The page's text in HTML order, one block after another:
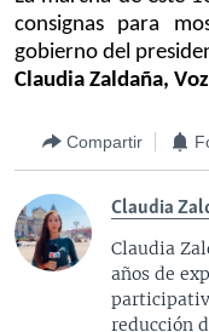
consignas para
gobierno del
Claudia Zaldaña,
Compartir
Claudia
Claudia
años de
reducción